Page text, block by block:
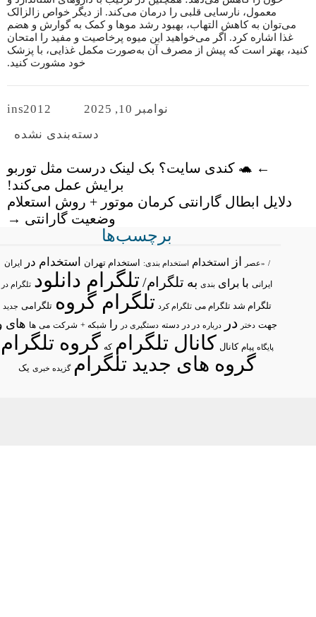
معمول، نارسایی قلبی را درمان می‌کند. از دیگر خواص زالزالک
می‌توان به کاهش التهاب، بهبود رشد موها و کمک به گوارش و هضم
غذا اشاره کرد. اگر می‌خواهید این میوه پرخاصیت و مفید را امتحان
کنید، بهتر است که پیش از مصرف آن به‌صورت مکمل غذایی، با پزشک
خود مشورت کنید.
نوامبر 10, 2025
ins2012
دسته‌بندی نشده
←🐢 کندی سایت؟ بک لینک درست مثل توربو
برایش عمل می‌کند!
دلایل ابطال گارانتی کرمان موتور + روش استعلام
وضعیت گارانتی →
برچسب‌ها
«عصر از استخدام استخدام بندی: استخدام تهران استخدام در ایران
ایرانی با برای بندی بهتلگرام/تلگرام دانلود تلگرام در
تلگرام شد تلگرام می تلگرام کرد تلگرام گروه تلگرامی جدید
جهت دختر در درباره در در دسته دستگیری در را شبکه + شرکت می ها های و
پایگاه پیام کانال کانال تلگرام که گروه تلگرام
گروه های جدید تلگرام گزیده خبری یک